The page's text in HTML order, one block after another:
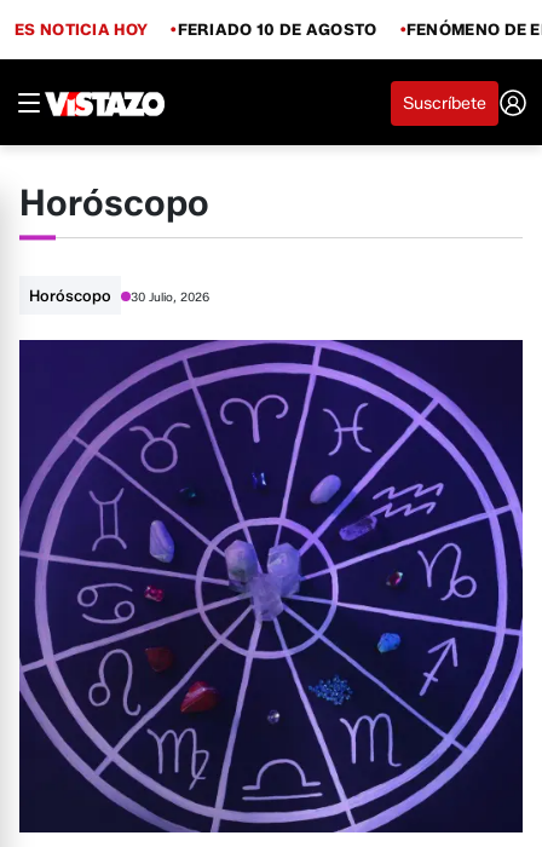
ES NOTICIA HOY FERIADO 10 DE AGOSTO FENÓMENO DE
Suscríbete
Horóscopo
Horóscopo 30 Julio, 2026